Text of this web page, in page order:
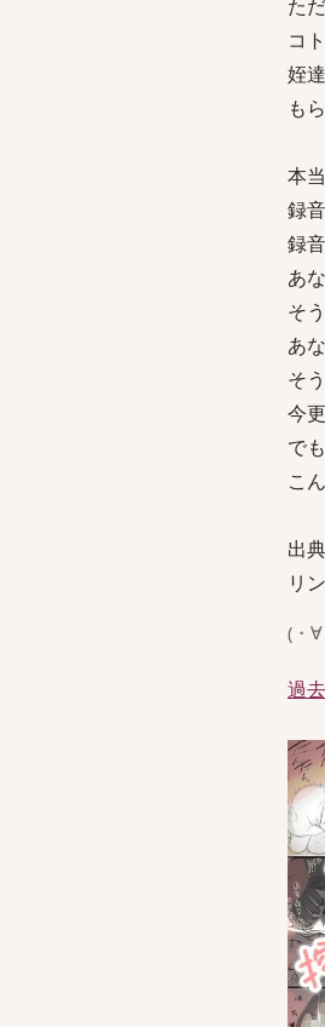
た
コ
姪
も
本
録
録
あ
そ
あ
そ
今
で
こ
出
リ
(・
過